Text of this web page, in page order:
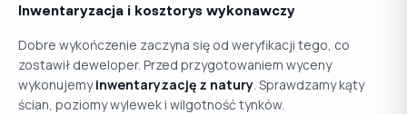
Inwentaryzacja i kosztorys wykonawczy
Dobre wykończenie zaczyna się od weryfikacji tego, co
zostawił deweloper. Przed przygotowaniem wyceny
wykonujemyinwentaryzację z natury. Sprawdzamy kąty
ścian, poziomy wylewek i wilgotność tynków.